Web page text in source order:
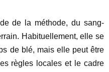
de la méthode, du sang-
Habituellement, elle se
de blé, mais elle peut être
règles locales et le cadre